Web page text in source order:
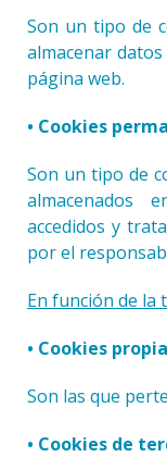
Son un tipo de
almacenar
página web.
• Cookies
Son un tipo de
accedidos y
por el
En función de la
• Cookies
Son las que
• Cookies de